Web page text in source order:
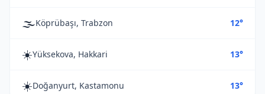
🌫️Köprübaşı, Trabzon 12°
☀️Yüksekova, Hakkari 13°
☀️Doğanyurt, Kastamonu 13°